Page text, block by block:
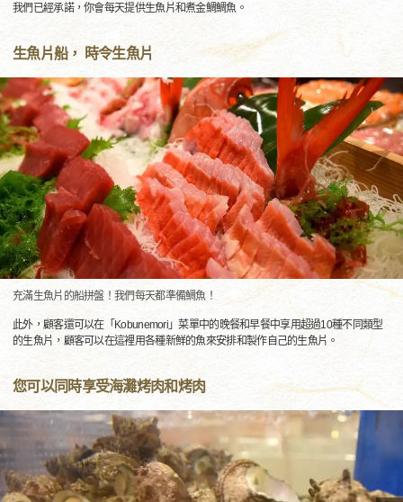
我們已經承諾，你會每天提供生魚片和煮金鯛鯛魚。
生魚片船， 時令生魚片
充滿生魚片的船拼盤！我們每天都準備鯛魚！
此外，顧客還可以在「Kobunemori」菜單中的晚餐和早餐中享用超過10種不同類型
的生魚片，顧客可以在這裡用各種新鮮的魚來安排和製作自己的生魚片。
您可以同時享受海灘烤肉和烤肉